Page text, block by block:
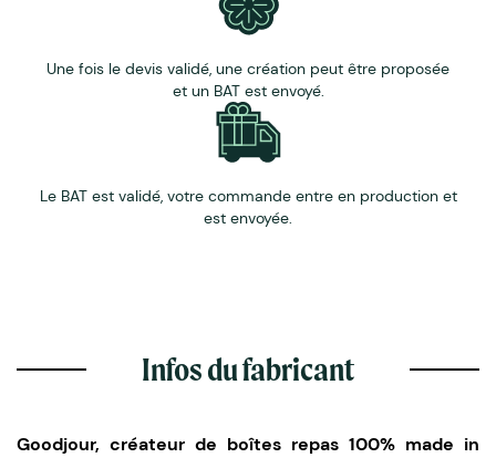
Pour les fabrications spéciales (hors stock), Goodjour
peut les fabriquer au Pantone de votre entreprise
(minimum de quantité : 2000 pièces)
Une fois le devis validé, une création peut être proposée
et un BAT est envoyé.
Le BAT est validé, votre commande entre en production et
est envoyée.
Infos du fabricant
Goodjour, créateur de boîtes repas 100% made in